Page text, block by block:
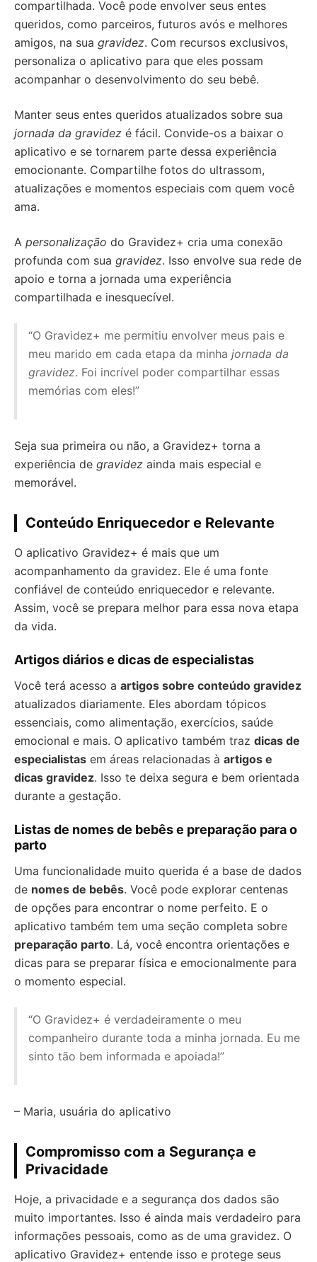
compartilhada. Você pode envolver seus entes
queridos, como parceiros, futuros avós e melhores
amigos, na sua gravidez. Com recursos exclusivos,
personaliza o aplicativo para que eles possam
acompanhar o desenvolvimento do seu bebê.
Manter seus entes queridos atualizados sobre sua
jornada da gravidez é fácil. Convide-os a baixar o
aplicativo e se tornarem parte dessa experiência
emocionante. Compartilhe fotos do ultrassom,
atualizações e momentos especiais com quem você
ama.
A personalização do Gravidez+ cria uma conexão
profunda com sua gravidez. Isso envolve sua rede de
apoio e torna a jornada uma experiência
compartilhada e inesquecível.
“O Gravidez+ me permitiu envolver meus pais e
meu marido em cada etapa da minha jornada da
gravidez. Foi incrível poder compartilhar essas
memórias com eles!”
Seja sua primeira ou não, a Gravidez+ torna a
experiência de gravidez ainda mais especial e
memorável.
Conteúdo Enriquecedor e Relevante
O aplicativo Gravidez+ é mais que um
acompanhamento da gravidez. Ele é uma fonte
confiável de conteúdo enriquecedor e relevante.
Assim, você se prepara melhor para essa nova etapa
da vida.
Artigos diários e dicas de especialistas
Você terá acesso a artigos sobre conteúdo gravidez
atualizados diariamente. Eles abordam tópicos
essenciais, como alimentação, exercícios, saúde
emocional e mais. O aplicativo também traz dicas de
especialistas em áreas relacionadas à artigos e
dicas gravidez. Isso te deixa segura e bem orientada
durante a gestação.
Listas de nomes de bebês e preparação para o
parto
Uma funcionalidade muito querida é a base de dados
de nomes de bebês. Você pode explorar centenas
de opções para encontrar o nome perfeito. E o
aplicativo também tem uma seção completa sobre
preparação parto. Lá, você encontra orientações e
dicas para se preparar física e emocionalmente para
o momento especial.
“O Gravidez+ é verdadeiramente o meu
companheiro durante toda a minha jornada. Eu me
sinto tão bem informada e apoiada!”
– Maria, usuária do aplicativo
Compromisso com a Segurança e
Privacidade
Hoje, a privacidade e a segurança dos dados são
muito importantes. Isso é ainda mais verdadeiro para
informações pessoais, como as de uma gravidez. O
aplicativo Gravidez+ entende isso e protege seus